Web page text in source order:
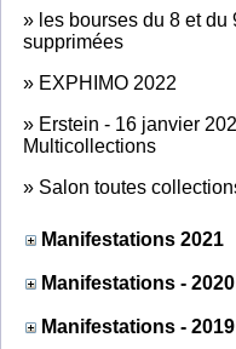
» les bourses du 8 et
supprimées
» EXPHIMO 2022
» Erstein - 16 janvier
Multicollections
» Salon toutes
Manifestations 2021
Manifestations - 2020
Manifestations - 2019